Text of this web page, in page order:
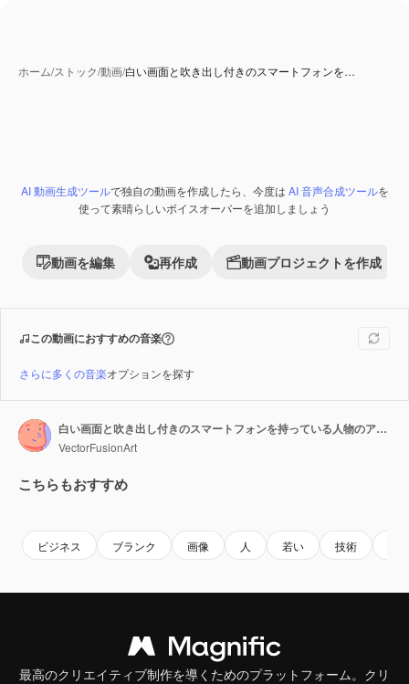
ホーム/ストック/動画/白い画面と吹き出し付きのスマートフォンを…
PremiumAI 生成コンテンツ
AI 動画生成ツールで独自の動画を作成したら、今度は AI 音声合成ツールを
使って素晴らしいボイスオーバーを追加しましょう
動画を編集 再作成 動画プロジェクトを作成
この動画におすすめの音楽
さらに多くの音楽オプションを探す
白い画面と吹き出し付きのスマートフォンを持っている人物のアニメーション
VectorFusionArt
こちらもおすすめ
ビジネス ブランク 画像 人 若い 技術
最高のクリエイティブ制作を導くためのプラットフォーム。クリ